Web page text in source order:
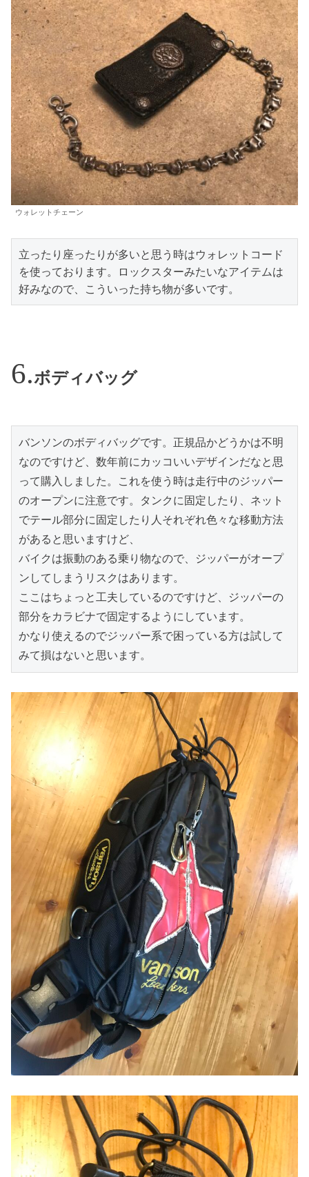
ウォレットチェーン
立ったり座ったりが多いと思う時はウォレットコード
を使っております。ロックスターみたいなアイテムは
好みなので、こういった持ち物が多いです。
ボディバッグ
バンソンのボディバッグです。正規品かどうかは不明
なのですけど、数年前にカッコいいデザインだなと思
って購入しました。これを使う時は走行中のジッパー
のオープンに注意です。タンクに固定したり、ネット
でテール部分に固定したり人それぞれ色々な移動方法
があると思いますけど、
バイクは振動のある乗り物なので、ジッパーがオープ
ンしてしまうリスクはあります。
ここはちょっと工夫しているのですけど、ジッパーの
部分をカラビナで固定するようにしています。
かなり使えるのでジッパー系で困っている方は試して
みて損はないと思います。